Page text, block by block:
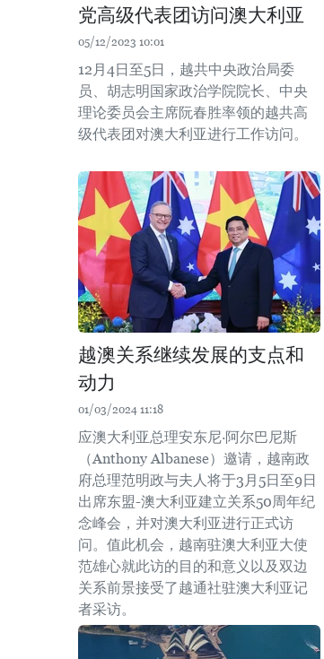
党高级代表团访问澳大利亚
05/12/2023 10:01
12月4日至5日，越共中央政治局委
员、胡志明国家政治学院院长、中央
理论委员会主席阮春胜率领的越共高
级代表团对澳大利亚进行工作访问。
越澳关系继续发展的支点和
动力
01/03/2024 11:18
应澳大利亚总理安东尼·阿尔巴尼斯
（Anthony Albanese）邀请，越南政
府总理范明政与夫人将于3月5日至9日
出席东盟-澳大利亚建立关系50周年纪
念峰会，并对澳大利亚进行正式访
问。值此机会，越南驻澳大利亚大使
范雄心就此访的目的和意义以及双边
关系前景接受了越通社驻澳大利亚记
者采访。